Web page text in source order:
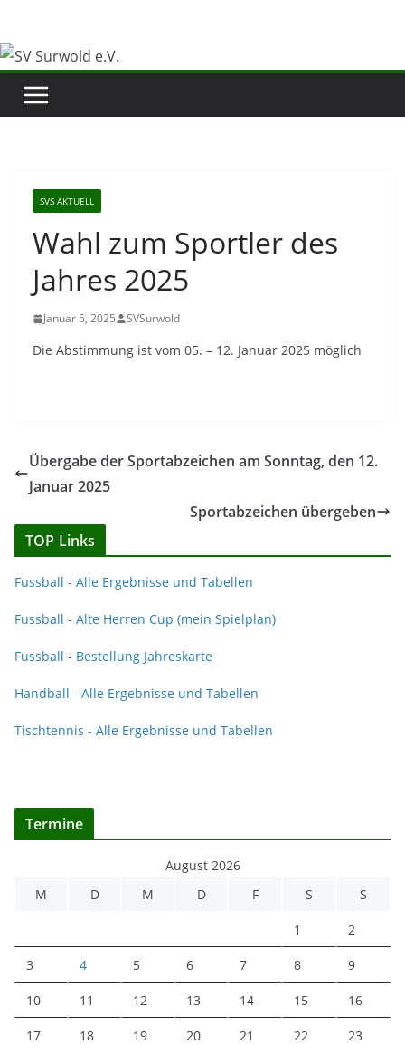
springen
SVS AKTUELL
Wahl zum Sportler des
Jahres 2025
Januar 5, 2025 SVSurwold
Die Abstimmung ist vom 05. – 12. Januar 2025 möglich
Übergabe der Sportabzeichen am Sonntag, den 12.
Januar 2025
Sportabzeichen übergeben
TOP Links
Fussball - Alle Ergebnisse und Tabellen
Fussball - Alte Herren Cup (mein Spielplan)
Fussball - Bestellung Jahreskarte
Handball - Alle Ergebnisse und Tabellen
Tischtennis - Alle Ergebnisse und Tabellen
Termine
August 2026
M
D M D F S S
1 2
3 4 5 6 7 8 9
10 11 12 13 14 15 16
17 18 19 20 21 22 23